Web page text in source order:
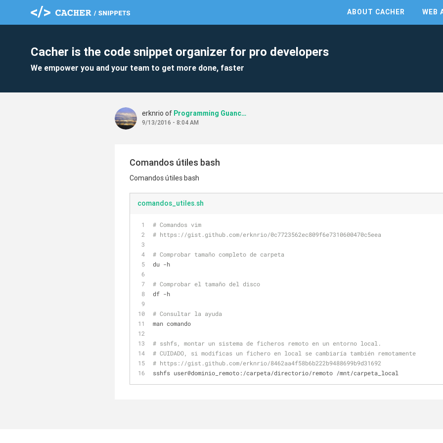
ABOUT CACHER WEB
Cacher is the code snippet organizer for pro developers
We empower you and your team to get more done, faster
erknrio of Programming Guanches
9/13/2016 - 8:04 AM
Comandos útiles bash
Comandos útiles bash
comandos_utiles.sh
# Comandos vim
# https://gist.github.com/erknrio/0c7723562ec809f6e7310600470c5eea
# Comprobar tamaño completo de carpeta
du -h
# Comprobar el tamaño del disco
df -h
# Consultar la ayuda
man comando
# sshfs, montar un sistema de ficheros remoto en un entorno local.
# CUIDADO, si modificas un fichero en local se cambiaría también remotamente
# https://gist.github.com/erknrio/8462aa4f58b6b222b9488699b9d31692
sshfs user@dominio_remoto:/carpeta/directorio/remoto /mnt/carpeta_local